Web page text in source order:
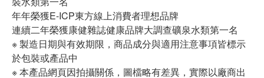
年年榮獲E-ICP東方線上消費者理想品牌
連續二年榮獲康健雜誌健康品牌大調查礦泉水類第一名
※ 製造日期與有效期限，商品成分與適用注意事項皆標示
於包裝或產品中
※ 本產品網頁因拍攝關係，圖檔略有差異，實際以廠商出